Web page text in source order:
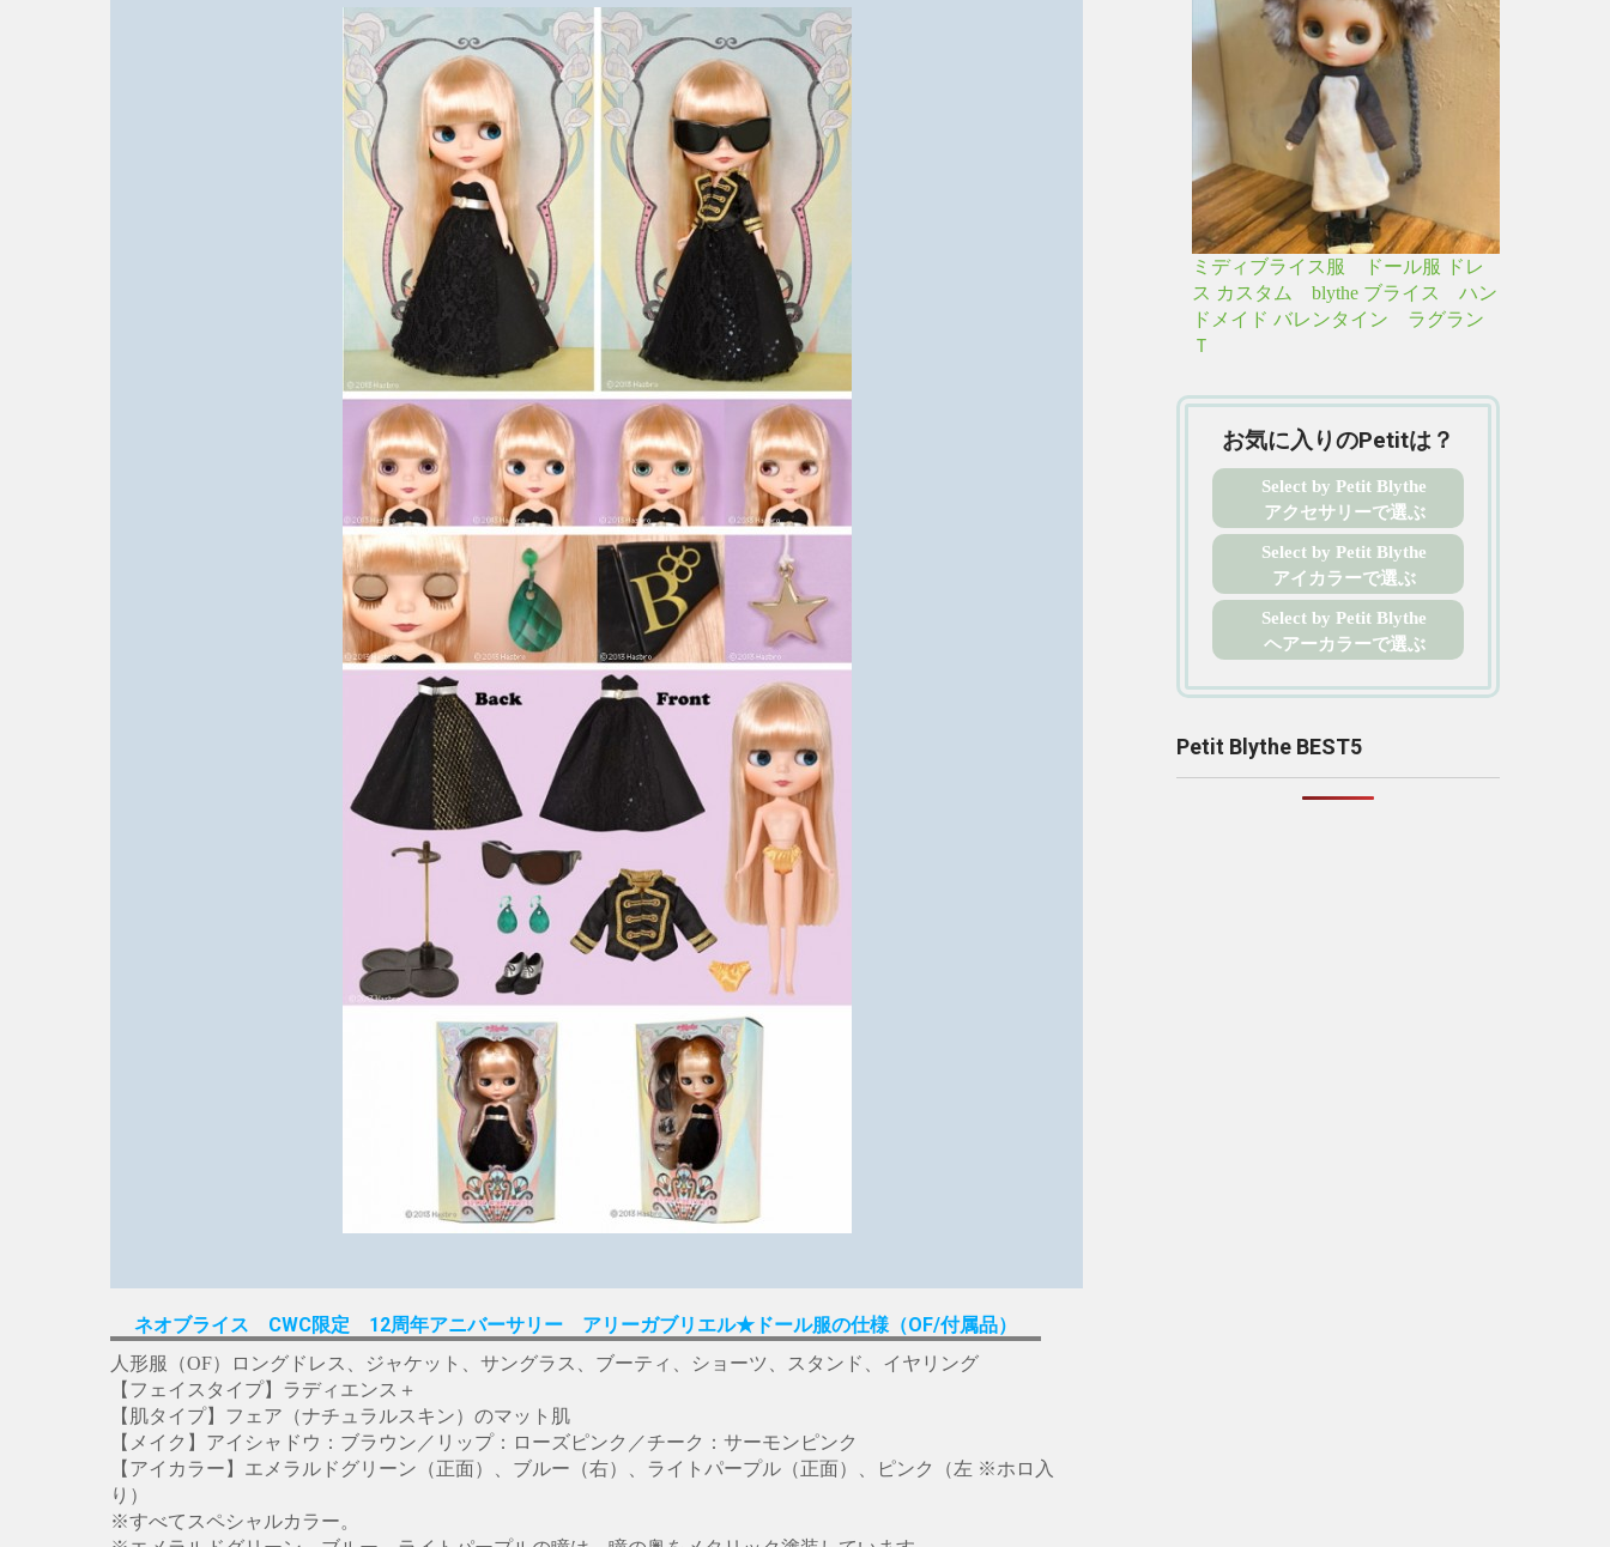
ネオブライス CWC限定 12周年アニバーサリー アリーガブリエル★ドール服の仕様（OF/付属品）
人形服（OF）ロングドレス、ジャケット、サングラス、ブーティ、ショーツ、スタンド、イヤリング
【フェイスタイプ】ラディエンス＋
【肌タイプ】フェア（ナチュラルスキン）のマット肌
【メイク】アイシャドウ：ブラウン／リップ：ローズピンク／チーク：サーモンピンク
【アイカラー】エメラルドグリーン（正面）、ブルー（右）、ライトパープル（正面）、ピンク（左 ※ホロ入
り）
※すべてスペシャルカラー。
ミディブライス服 ドール服 ドレ
ス カスタム blythe ブライス ハン
ドメイド バレンタイン ラグラン
Ｔ
お気に入りのPetitは？
Select by Petit Blythe
アクセサリーで選ぶ
Select by Petit Blythe
アイカラーで選ぶ
Select by Petit Blythe
ヘアーカラーで選ぶ
Petit Blythe BEST5